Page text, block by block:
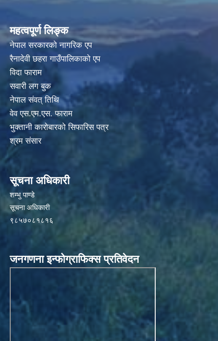
महत्वपूर्ण लिङ्क
नेपाल सरकारको नागरिक एप
रैनादेवी छहरा गाउँपालिकाको एप
विदा फाराम
सवारी लग बुक
नेपाल संवत् तिथि
वेव एस.एम.एस. फाराम
भुक्तानी कारोबारको सिफारिस पत्र
श्रम संसार
सूचना अधिकारी
शम्भु पाण्डे
सूचना अधिकारी
९८५७०८१८१६
जनगणना इन्फोग्राफिक्स प्रतिवेदन